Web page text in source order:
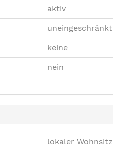
aktiv
uneingeschränkt
keine
nein
lokaler Wohnsitz